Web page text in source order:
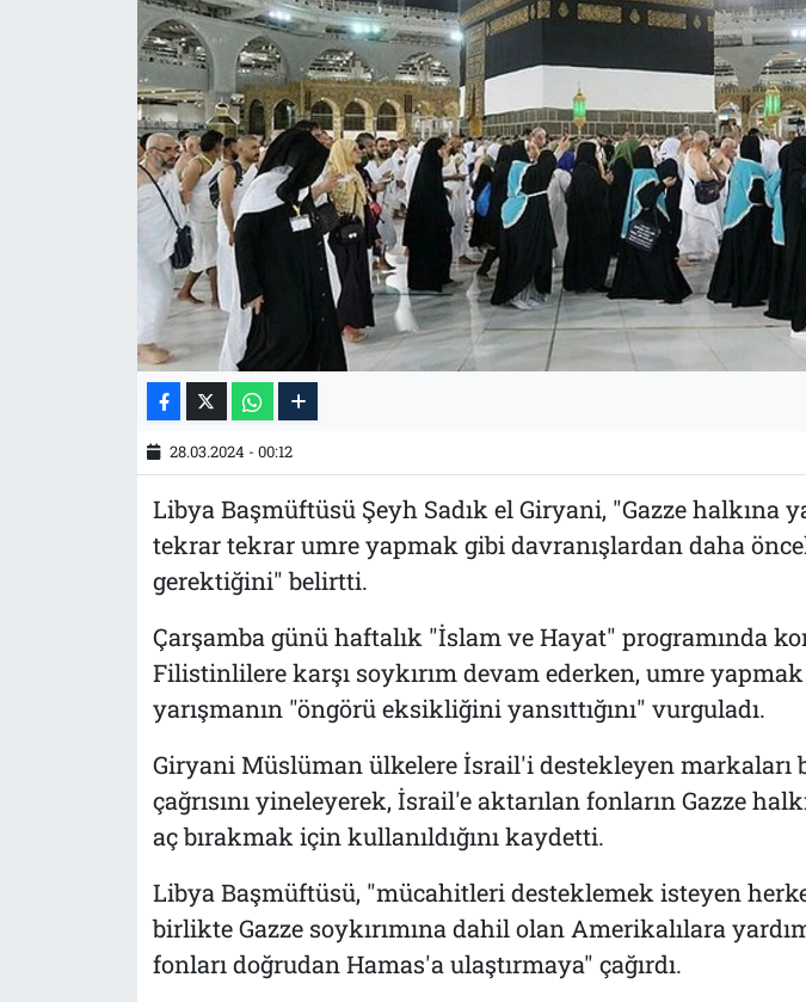
28.03.2024 - 00:12
Libya Başmüftüsü Şeyh Sadık el Giryani, "Gazze halkına
tekrar tekrar umre yapmak gibi davranışlardan daha
gerektiğini" belirtti.
Çarşamba günü haftalık "İslam ve Hayat" programında
Filistinlilere karşı soykırım devam ederken, umre
yarışmanın "öngörü eksikliğini yansıttığını" vurguladı.
Giryani Müslüman ülkelere İsrail'i destekleyen markaları
çağrısını yineleyerek, İsrail'e aktarılan fonların Gazze
aç bırakmak için kullanıldığını kaydetti.
Libya Başmüftüsü, "mücahitleri desteklemek isteyen
birlikte Gazze soykırımına dahil olan Amerikalılara
fonları doğrudan Hamas'a ulaştırmaya" çağırdı.
İletişim